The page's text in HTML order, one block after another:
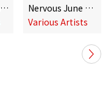
Nervous January 2013 [DJ Mix]
Nervous June 2012 Top 8
Various Artists